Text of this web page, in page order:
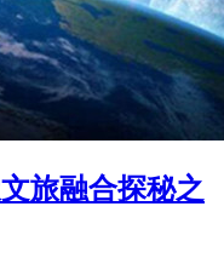
旅融合探秘之